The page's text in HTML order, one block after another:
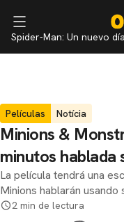
Spider-Man: Un nuevo día
Películas Notícia
Minions &
minutos hablada
La película tendrá una
Minions hablarán
2 min de lectura